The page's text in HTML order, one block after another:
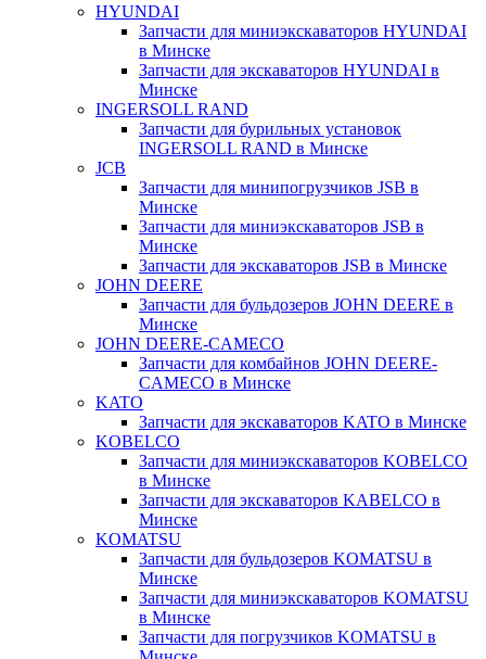
HYUNDAI
Запчасти для миниэкскаваторов HYUNDAI
в Минске
Запчасти для экскаваторов HYUNDAI в
Минске
INGERSOLL RAND
Запчасти для бурильных установок
INGERSOLL RAND в Минске
JCB
Запчасти для минипогрузчиков JSB в
Минске
Запчасти для миниэкскаваторов JSB в
Минске
Запчасти для экскаваторов JSB в Минске
JOHN DEERE
Запчасти для бульдозеров JOHN DEERE в
Минске
JOHN DEERE-CAMECO
Запчасти для комбайнов JOHN DEERE-
CAMECO в Минске
KATO
Запчасти для экскаваторов KATO в Минске
KOBELCO
Запчасти для миниэкскаваторов KOBELCO
в Минске
Запчасти для экскаваторов KABELCO в
Минске
KOMATSU
Запчасти для бульдозеров KOMATSU в
Минске
Запчасти для миниэкскаваторов KOMATSU
в Минске
Запчасти для погрузчиков KOMATSU в